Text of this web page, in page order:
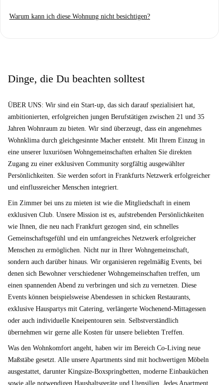
ist möglich, und der neue Mietvertrag ist für Stipendienzwecke gültig.
Street Food (vegetarisch und vegan) und Poularde. Für Ihre Einkäufe
Sehenswürdigkeiten wie die Kirschblüte, die Wandkunstwerke und die
berühmte Toulouser Allee Düsseldorf mit ihren Graffitis sind ebenfalls
gut erreichbar. Die Lage bietet ihren Bewohnern sowohl praktischen
Nutzen als auch Charme.
Warum kann ich diese Wohnung nicht besichtigen?
Dinge, die Du beachten solltest
ÜBER UNS: Wir sind ein Start-up, das sich darauf spezialisiert hat,
ambitionierten, erfolgreichen jungen Berufstätigen zwischen 21 und 35
Jahren Wohnraum zu bieten. Wir sind überzeugt, dass ein angenehmes
Wohnklima durch gleichgesinnte Macher entsteht. Mit Ihrem Einzug in
eine unserer luxuriösen Wohngemeinschaften erhalten Sie direkten
Zugang zu einer exklusiven Community sorgfältig ausgewählter
Persönlichkeiten. Sie werden sofort in Frankfurts Netzwerk erfolgreicher
und einflussreicher Menschen integriert.
Ein Zimmer bei uns zu mieten ist wie die Mitgliedschaft in einem
exklusiven Club. Unsere Mission ist es, aufstrebenden Persönlichkeiten
wie Ihnen, die neu nach Frankfurt gezogen sind, ein schnelles
Gemeinschaftsgefühl und ein umfangreiches Netzwerk erfolgreicher
Menschen zu ermöglichen. Nicht nur in Ihrer Wohngemeinschaft,
sondern auch darüber hinaus. Wir organisieren regelmäßig Events, bei
denen sich Bewohner verschiedener Wohngemeinschaften treffen, um
einen spannenden Abend zu verbringen und sich zu vernetzen. Diese
Events können beispielsweise Abendessen in schicken Restaurants,
exklusive Hauspartys mit Catering, verlängerte Wochenend-Mittagessen
oder auch individuelle Kneipentouren sein. Selbstverständlich
übernehmen wir gerne alle Kosten für unsere beliebten Treffen.
Was den Wohnkomfort angeht, haben wir im Bereich Co-Living neue
Maßstäbe gesetzt. Alle unsere Apartments sind mit hochwertigen Möbeln
ausgestattet, darunter Kingsize-Boxspringbetten, moderne Einbauküchen
sowie alle notwendigen Haushaltsgeräte und Utensilien. Jedes Apartment